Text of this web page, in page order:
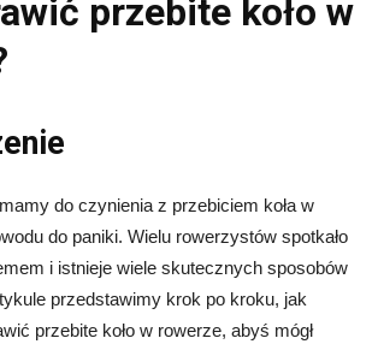
przebite koło w
do czynienia z przebiciem koła w
do paniki. Wielu rowerzystów spotkało
i istnieje wiele skutecznych sposobów
przedstawimy krok po kroku, jak
przebite koło w rowerze, abyś mógł